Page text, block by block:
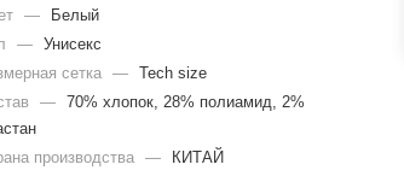
—
Белый
—
Унисекс
сетка
—
Tech size
—
70% хлопок, 28% полиамид, 2%
производства
—
КИТАЙ